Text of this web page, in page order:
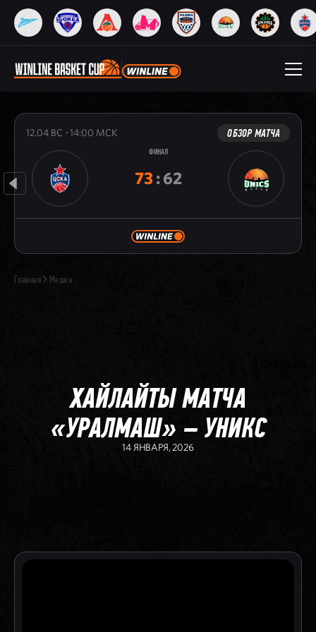
12.04 ВС 14:00 МСК ОБЗОР МАТЧА
ФИНАЛ
73:62
Главная Медиа
ХАЙЛАЙТЫ МАТЧА
«УРАЛМАШ» – УНИКС
14 ЯНВАРЯ, 2026